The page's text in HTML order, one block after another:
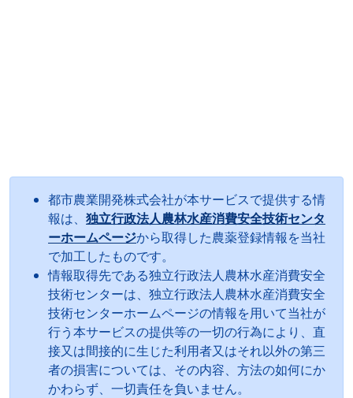
都市農業開発株式会社が本サービスで提供する情
報は、 独立行政法人農林水産消費安全技術センタ
ーホームページから取得した農薬登録情報を当社
で加工したものです。
情報取得先である独立行政法人農林水産消費安全
技術センターは、独立行政法人農林水産消費安全
技術センターホームページの情報を用いて当社が
行う本サービスの提供等の一切の行為により、直
接又は間接的に生じた利用者又はそれ以外の第三
者の損害については、その内容、方法の如何にか
かわらず、一切責任を負いません。